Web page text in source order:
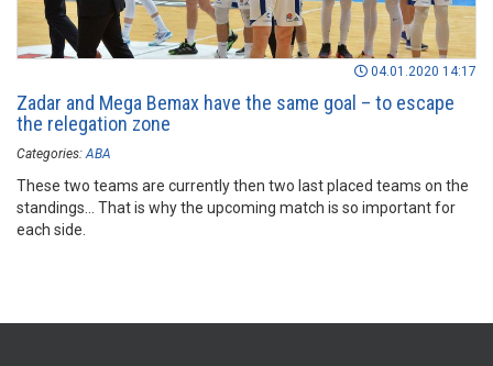
04.01.2020 14:17
Zadar and Mega Bemax have the same goal – to escape
the relegation zone
Categories: ABA
These two teams are currently then two last placed teams on the
standings… That is why the upcoming match is so important for
each side.